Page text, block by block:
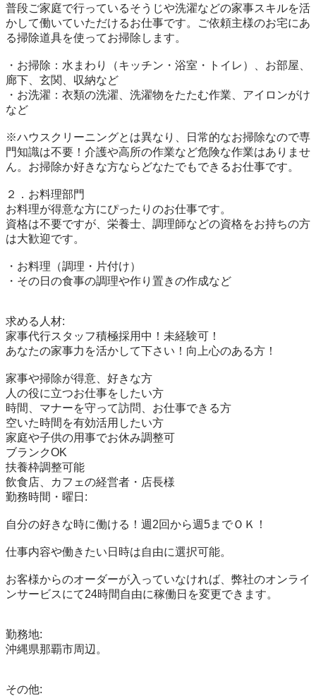
普段ご家庭で行っているそうじや洗濯などの家事スキルを活
かして働いていただけるお仕事です。ご依頼主様のお宅にあ
る掃除道具を使ってお掃除します。
・お掃除：水まわり（キッチン・浴室・トイレ）、お部屋、
廊下、玄関、収納など
・お洗濯：衣類の洗濯、洗濯物をたたむ作業、アイロンがけ
など
※ハウスクリーニングとは異なり、日常的なお掃除なので専
門知識は不要！介護や高所の作業など危険な作業はありませ
ん。お掃除か好きな方ならどなたでもできるお仕事です。
２．お料理部門
お料理が得意な方にぴったりのお仕事です。
資格は不要ですが、栄養士、調理師などの資格をお持ちの方
は大歓迎です。
・お料理（調理・片付け）
・その日の食事の調理や作り置きの作成など
求める人材:
家事代行スタッフ積極採用中！未経験可！
あなたの家事力を活かして下さい！向上心のある方！
家事や掃除が得意、好きな方
人の役に立つお仕事をしたい方
時間、マナーを守って訪問、お仕事できる方
空いた時間を有効活用したい方
家庭や子供の用事でお休み調整可
ブランクOK
扶養枠調整可能
飲食店、カフェの経営者・店長様
勤務時間・曜日:
自分の好きな時に働ける！週2回から週5までＯＫ！
仕事内容や働きたい日時は自由に選択可能。
お客様からのオーダーが入っていなければ、弊社のオンライ
ンサービスにて24時間自由に稼働日を変更できます。
勤務地:
沖縄県那覇市周辺。
その他: